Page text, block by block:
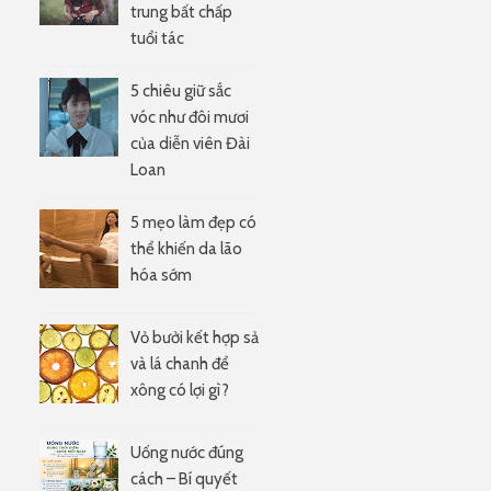
trung bất chấp
tuổi tác
5 chiêu giữ sắc
vóc như đôi mươi
của diễn viên Đài
Loan
5 mẹo làm đẹp có
thể khiến da lão
hóa sớm
Vỏ bưởi kết hợp sả
và lá chanh để
xông có lợi gì?
Uống nước đúng
cách – Bí quyết